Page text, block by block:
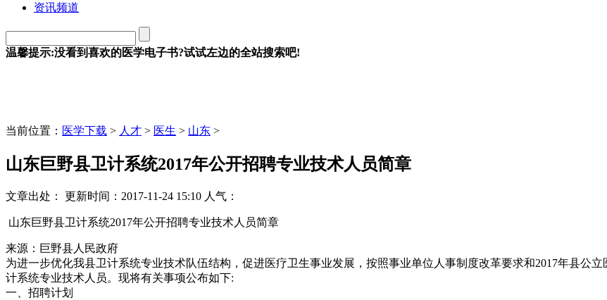
资讯频道
温馨提示:没看到喜欢的医学电子书?试试左边的全站搜索吧!
当前位置： 医学下载 > 人才 > 医生 > 山东 >
山东巨野县卫计系统2017年公开招聘专业技术人员简章
文章出处： 更新时间： 2017-11-24 15:10 人气：
山东巨野县卫计系统2017年公开招聘专业技术人员简章
来源：巨野县人民政府
为进一步优化我县卫计系统专业技术队伍结构，促进医疗卫生事业发展，按照事业单位人事制度改革要求和2017年县公
计系统专业技术人员。现将有关事项公布如下:
一、招聘计划